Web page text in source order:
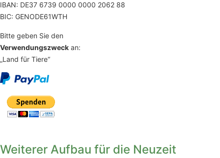
IBAN: DE37 6739 0000 0000 2062 88
BIC: GENODE61WTH
Bitte geben Sie den
Verwendungszweck an:
„Land für Tiere“
Weiterer Aufbau für die Neuzeit